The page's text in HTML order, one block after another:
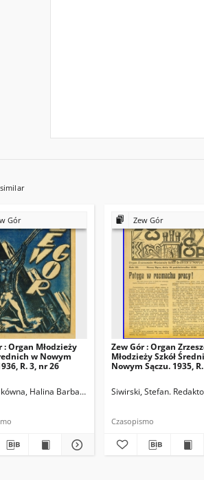
similar
Gór
: Organ Młodzieży
w Nowym
R. 3, nr 26
Halina Barbara (1920-1945). Redaktor
Zew Gór
Zew Gór : Organ
Młodzieży Szkół
Nowym Sączu. 1935,
Siwirski, Stefan.
Czasopismo